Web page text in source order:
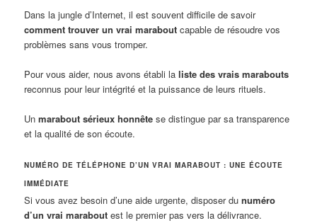
Dans la jungle d’Internet, il est souvent difficile de savoir
comment trouver un vrai marabout capable de résoudre vos
problèmes sans vous tromper.
Pour vous aider, nous avons établi laliste des vrais marabouts
reconnus pour leur intégrité et la puissance de leurs rituels.
Unmarabout sérieux honnête se distingue par sa transparence
et la qualité de son écoute.
NUMÉRO DE TÉLÉPHONE D’UN VRAI MARABOUT : UNE ÉCOUTE
IMMÉDIATE
Si vous avez besoin d’une aide urgente, disposer dunuméro
d’un vrai marabout est le premier pas vers la délivrance.